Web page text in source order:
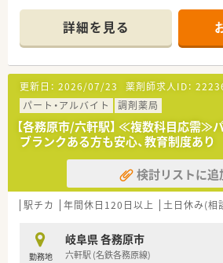
薬局です。
■経営者は、理解のある職場環境を心
■介護分野にも注力しており、薬剤師
いと考えています。
＼ こんな会社です ／
■岐阜県各務原市に2店舗展開の調剤薬
店舗同士は車で15分程度と近隣にあ
お休みが取得しやすい環境です。
■どちらの店舗も最新の調剤機器を導
なく勤務頂けます。
■在宅を通じて「選ばれる薬局」になるた
処方元や介護施設と連携しています
詳細を見る
更新日： 2026/07/23 薬剤師求人ID：
パート・アルバイト
調剤薬局
【各務原市/六軒駅】 ≪複数科目応需≫
ブランクある方も安心、教育制度あり
検討リストに追
駅チカ 年間休日120日以上 土日休み(相
勤務地
岐阜県 各務原市
六軒駅 (名鉄各務原線)